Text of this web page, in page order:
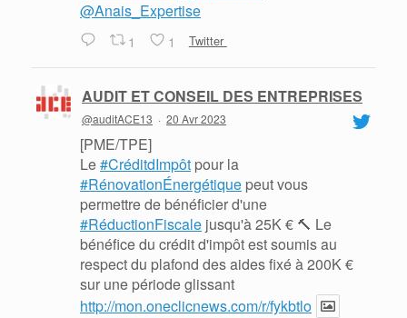
@Anais_Expertise
1 1 Twitter
AUDIT ET CONSEIL DES ENTREPRISES
@auditACE13 · 20 Avr 2023
[PME/TPE]
Le#CréditdImpôt pour la
#RénovationÉnergétique peut vous
permettre de bénéficier d'une
#RéductionFiscale jusqu'à 25K € 🔨 Le
bénéfice du crédit d'impôt est soumis au
respect du plafond des aides fixé à 200K €
sur une période glissant
http://mon.oneclicnews.com/r/fykbtlo